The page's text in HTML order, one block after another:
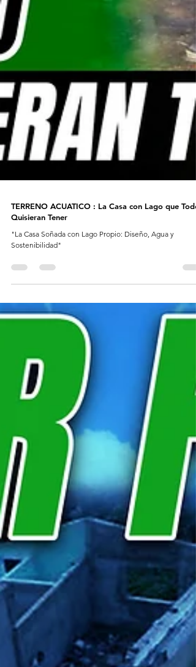
TERRENO ACUATICO : La Casa con Lago que
Quisieran Tener
Sostenibilidad"